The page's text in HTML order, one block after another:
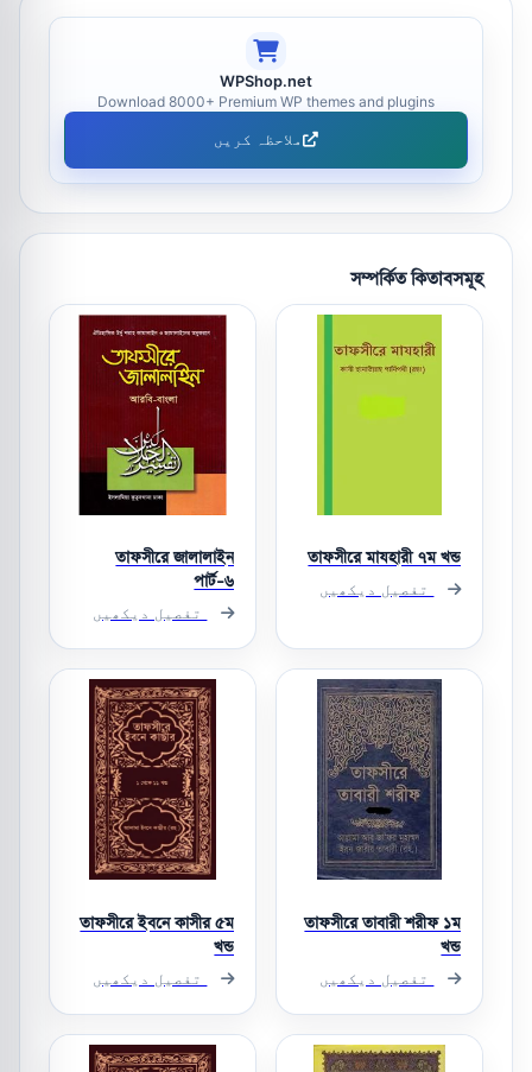
WPShop.net
Download 8000+ Premium WP themes and plugins
ملاحظہ کریں
সম্পর্কিত কিতাবসমূহ
তাফসীরে মাযহারী ৭ম খন্ড
تفصیل دیکھیں
তাফসীরে জালালাইন
পার্ট-৬
تفصیل دیکھیں
তাফসীরে তাবারী শরীফ ১ম
খন্ড
تفصیل دیکھیں
তাফসীরে ইবনে কাসীর ৫ম
খন্ড
تفصیل دیکھیں